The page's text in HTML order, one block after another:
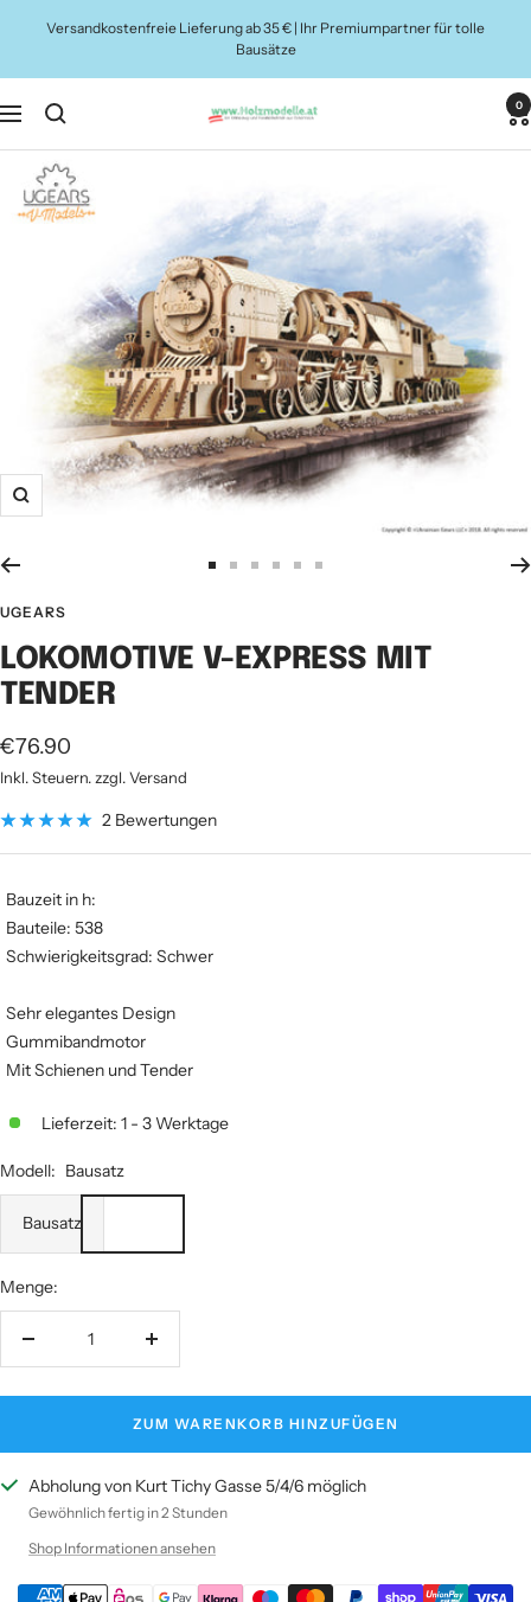
Versandkostenfreie Lieferung ab 35 € | Ihr Premiumpartner für tolle
Bausätze
Navigation Holzmodelle.at 0
Zoom
gehengehengehengehen
gehengehen
UGEARS
LOKOMOTIVE V-EXPRESS MIT
TENDER
Angebotspreis
€76.90
Inkl. Steuern. zzgl. Versand
2 Bewertungen
Bauzeit in h:
Bauteile: 538
Schwierigkeitsgrad: Schwer
Sehr elegantes Design
Gummibandmotor
Mit Schienen und Tender
Lieferzeit: 1 - 3 Werktage
Modell: Bausatz
Bausatz
Menge:
Menge
ZUM WARENKORB HINZUFÜGEN
Abholung von Kurt Tichy Gasse 5/4/6 möglich
Gewöhnlich fertig in 2 Stunden
Shop Informationen ansehen